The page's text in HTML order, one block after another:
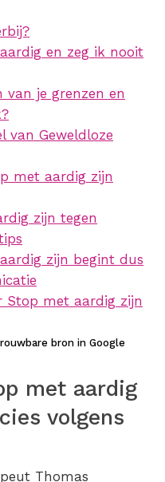
en zeg ik nooit
van je grenzen en
van Geweldloze
met aardig zijn
zijn tegen
zijn begint dus
Stop met aardig zijn
bron in Google
met aardig
volgens
Thomas